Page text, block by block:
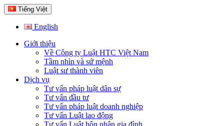
Tiếng Việt
English
Giới thiệu
Về Công ty Luật HTC Việt Nam
Tầm nhìn và sứ mệnh
Luật sư thành viên
Dịch vụ
Tư vấn pháp luật dân sự
Tư vấn đầu tư
Tư vấn pháp luật doanh nghiệp
Tư vấn Luật lao động
Tư vấn Luật hôn nhân gia đình